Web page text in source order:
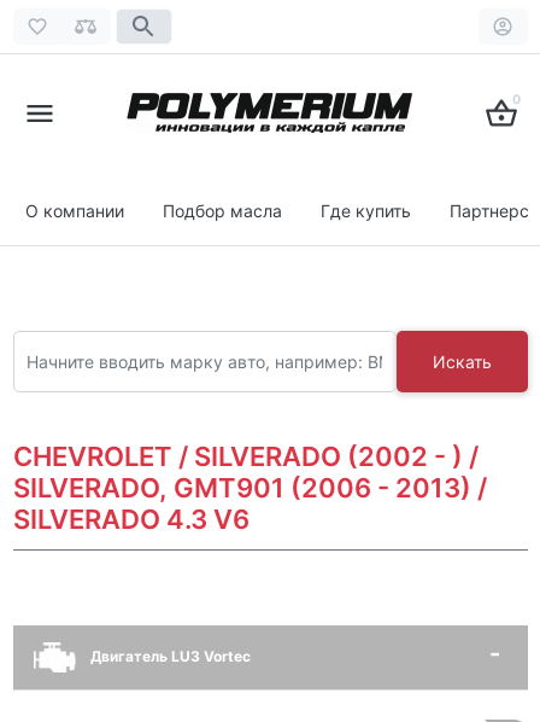
0
О компании Подбор масла Где купить
Искать
CHEVROLET / SILVERADO (2002 - ) /
SILVERADO, GMT901 (2006 - 2013) /
SILVERADO 4.3 V6
Двигатель LU3 Vortec